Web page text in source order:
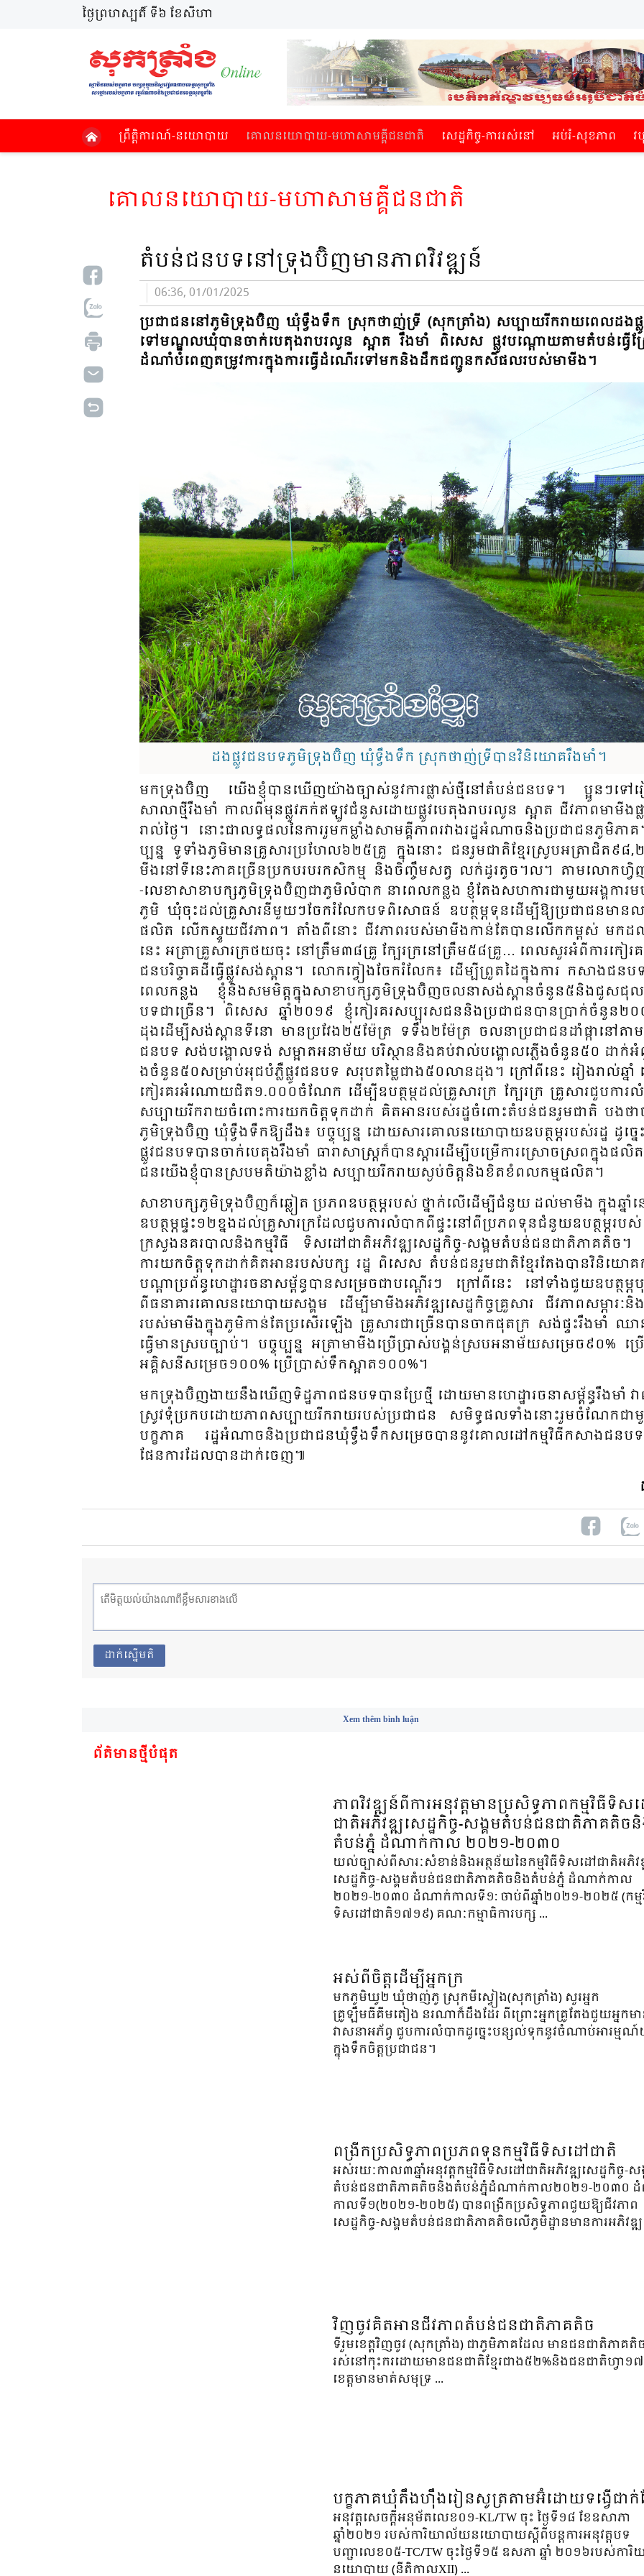
ថ្ងៃព្រហស្បតិ៍ ទី៦ ខែសីហា
ព្រឹត្តិការណ៍​-នយោបាយ គោល​នយោបាយ​-មហាសាម​គ្គីជនជាតិ​ សេដ្ឋកិច្ច-ការរស់​នៅ អប់​រំ-សុខភាព
គោល​នយោបាយ​-មហាសាម​គ្គីជនជាតិ​
តំបន់ជនបទនៅទ្រុងប៊ិញមានភាពវិវឌ្ឍន៍
06:36, 01/01/2025
ប្រជាជននៅភូមិទ្រុងប៊ិញ ឃុំទ្វឹងទឹក ស្រុកថាញ់ទ្រី (សុកត្រាំង) សប្បាយរីករាយពេលដងផ្
ទៅមណ្ឌលឃុំបានចាក់បេតុងរាបរលូន ស្អាត រឹងមាំ ពិសេស ផ្លូវបណ្តោយតាមតំបន់ធ្វើស្
ដំណាំបំពេញតម្រូវការក្នុងការធ្វើដំណើរទៅមកនិងដឹកជញ្ជូនកសិផលរបស់មាមីង។
ដងផ្លូវជនបទភូមិទ្រុងប៊ិញ ឃុំទ្វឹងទឹក ស្រុកថាញ់ទ្រីបានវិនិយោគរឹងមាំ។
មក​ទ្រុង​ប៊ិ​ញ យើង​ខ្ញុំ​បាន​​ឃើញ​យ៉ាង​ច្បាស់​នូវ​ការ​​ផ្លាស់​​ថ្មី​នៅតំបន់ជន​បទ​។ ប្អូន​​ៗទៅ​
សាលា​ថ្មី​រឹង​មាំ កាល​​ពីមុន​ផ្លូវ​ភក់​ឥឡូ​វជំ​នួស​​ដោយ​ផ្លូវ​បេតុង​​រាប​រលូន​ ស្អាត​ ជីវភាព​​មា​មីង​ផ្ល
រាល់​ថ្ងៃ​។ នោះ​ជាលទ្ធ​ផល​នៃ​​ការ​​រួម​កម្លាំង​​​សាម​គ្គី​​ភាព​រវាង​​រដ្ឋ​អំ​ណាច​​និង​​ប្រ​ជា​ជន​​ភូមិ​​ភា
ប្បន្ន​ ទូទាំង​​ភូមិ​​មា​នគ្រួ​សារ​ប្រ​ហែល​៦២៥គ្រួ​ ក្នុង​នោះ​ ជន​រួម​​ជាតិ​ខ្មែរ​​ស្រូប​​អត្រា​​ជិត​៩៨,
មីង​នៅ​ទីនេះ​ភាគ​ច្រើន​ប្រ​កប​របរកសិកម្ម​​ និង​​ចិញ្ចឹម​សត្វ​ លក់​ដូរ​តូច​។ល។​ តាម​​លោក​​ហ្វិ
-លេខា​សាខា​បក្ស​ភូមិ​​ទ្រុង​​ប៊ិញ​ជាភូមិ​​លំ​បាក​ នា​ពេល​កន្លង​ ខ្ញុំ​​តែង​សហកា​រ​ជាមួយ​អង្គ​ការ​​​​
ភូមិ​​ ឃុំ​ចុះ​ដល់​គ្រួ​សារ​នីមួយ​ៗ​​ចែ​ករំ​លែក​​បទពិសោ​ធ​ន៍ ឧប​ត្ថម្ភ​ទុន​ដើម្បី​ឱ្យ​ប្រ​ជា​ជន​មា​ន
ផលិត​ លើ​ក​ស្ទួយ​​ជីវភាព​​។ តាំង​ពីនោះ​ ជីវភាព​​របស់​​មា​​មីង​​កាន់​តែបាន​​លើ​កកម្ពស់​ មក​
នេះ​ អត្រា​​គ្រួ​សារ​ក្រថយ​ចុះ​ នៅ​ត្រឹម​៣៨គ្រួ​ ក្បែរ​​ក្រនៅ​ត្រឹម​៥៨គ្រួ​… ពេល​សួរ​អំ​ពី​ការ​​​កៀរ​គ
ជន​បរិច្ចាគ​ដី​ធ្វើ​ផ្លូវ​​សង់​​ស្ពាន​។ លោក​ក្វៀង​ចែក​រំ​លែក​៖ ដើម្បីព្រួតដៃក្នុង​​ការ កសាង​ជន​ប
ពេល​កន្លង​ ខ្ញុំ​និង​​សម​មិត្ត​ក្នុង​សាខា​បក្ស​​ភូមិ​​ទ្រុង​ប៊ិ​ញចលនា​​សង់​ស្ពាន​ចំ​នួន​៥និង​​ជួស​​ជុល​​
បទ​ជាច្រើន​។ ពិសេស​ ឆ្នាំ​​២០១៩ ខ្ញុំ​កៀរ​គរសប្បុរ​ស​ជន​និង​​ប្រ​​ជា​ជន​​បាន​​ប្រាក់​ចំ​នួន​២
ដុង​ដើម្បី​​សង់​ស្ពាន​ទីនោ មា​នប្រ​វែង​២៥ម៉ែ​ត្រ ទទឹង២ម៉ែ​ត្រ ចលនា​​ប្រ​ជា​ជន​ដាំ​ផ្កា​នៅ​តាម​​
ជន​បទ​ សង់​បង្គោល​ទង់​ សម្អាត​អនា​​ម័យ បរិស្ថាន​​​និង​​គប់​វាល់បង្គោល​ភ្លើ​ង​​ចំ​នួន​៥០ ដាក់​អំ​​
ង​ចំ​នួន​៥០សម្រាប់​អុជ​បំ​ភ្លឺ​​ផ្លូវ​ជន​បទ​ សរុប​​តម្លៃ​​ជាង​៥០លាន​ដុង។ ក្រៅ​​ពី​នេះ​ រៀង​រាល់​ឆ្នាំ
កៀរ​គរ​អំ​ណោយ​​ជិត​​១.០០០​​ចំ​ណែក​​ ដើម្បី​ឧប​ត្ថម្ថដល់​គ្រួ​សារ​ក្រ ក្បែរ​​​​ក្រ គ្រួ​សារ​ជួប​​ការ​​
សប្បាយ​​រីក​រាយ​​ចំ​ពោះ​ការ​​យក​ចិត្ត​​ទុក​​ដាក់​ គិតអា​នរបស់​រដ្ឋ​ចំ​ពោះ​តំ​បន់​ជន​រួម​ជាតិ​ បង​​ថ
ភូមិ​​ទ្រុង​ប៊ិ​ញ ឃុំ​ទ្វឹង​​​ទឹក​ឱ្យ​ដឹង​៖ បច្ចុ​ប្បន្ន​ ដោយ​​សារ​គោល​​នយោ​​បាយ​​​ឧប​ត្ថម្ភ​​របស់​​រដ្ឋ​ ដូច្ន
ផ្លូវ​​ជន​​បទ​បាន​​ចាក់​​បេតុង​​រឹង​មាំ ធារា​​សាស្ត្រក៏​បាន​​​ស្តារ​​ដើម្បី​ប​ម្រើ​ការ​​​ស្រោច​​​ស្រព​​ក្នុង​ផលិ
ជន​យើង​ខ្ញុំ​បាន​​ស្រប​មតិ​យ៉ាង​ខ្លាំង​ សប្បាយ​​រីក​រាយ​​​ស្ងប់​​ចិត្ត​និង​​​ខិត​​ខំ​ពល​​កម្ម​​​ផលិត​។
សាខា​បក្ស​ភូមិ​​ទ្រុង​ប៊ិ​ញក៏​ឆ្លៀត​​​ ប្រ​ភព​ឧប​ត្ថម្ភ​របស់​ ថ្នា​ក់​លើ​ដើម្បី​ជំនួយ ដល់​មា​មីង​ ក្នុង​ឆ្នាំន
ឧប​ត្ថម្ភ​ផ្ទះ​​១២ខ្នង​ដល់​គ្រួ​សារ​ក្រដែល​ជួប​ការ​​លំ​បាក​ពីផ្ទះ​​នៅ​ពីប្រ​ភព​ទុន​ជំ​នួយ​ឧប​ត្ថម្ភ​របស់​
ក្រសួង​​នគរបាល​​និង​​កម្ម​វិធី ​ទិសដៅ​​ជាតិ​​អភិ​វឌ្ឍ​សេដ្ឋ​​កិច្ច​-សង្គម​​​តំ​បន់​ជន​ជាតិ​ភាគ​តិ​ច​
ការ​​យក​ចិត្ត​ទុក​​ដាក់​គិតអា​នរបស់​បក្ស​ រដ្ឋ​ ពិសេស​ តំ​បន់​ជន​រួម​ជាតិ​ខ្មែរ​តែងបាន​​វិនិ​យោ​
បណ្តា​ប្រ​ព័ន្ធ​​ហេដ្ឋា​​រចនា​​សម័្ពន្ធ​​បាន​​សម្រេច​​ជាបណ្តើរ​ៗ ក្រៅ​ពីនេះ​​ នៅ​ទាំង​ជួយ​ឧប​ត្ថម្
ពីធនា​គារ​គោល​​នយោ​​បាយ​សង្គម​​ ដើម្បី​មា​មីង​អភិ​វឌ្ឍសេដ្ឋ​កិច្ច​គ្រួ​សារ​ ជីវភាព​​សម្ភារៈ​​និង​​
របស់​មា​មីង​ក្នុង​​ភូមិ​​​កាន់​​តែ​ប្រ​សើរ​​ឡើង​ គ្រួ​សារ​ជាច្រើន​​បាន​​ចាក​​ផុត​​ក្រ សង់​​ផ្ទះ​​រឹង​មាំ ឈ
ធ្វើ​មា​នស្រប​ច្បាប់​។ បច្ចុ​ប្បន្ន​ អត្រា​​មា​មីង​ប្រើ​ប្រាស់​បង្គន់​​ស្របអនា​​ម័យ​សម្រេច​​​៩០% ប្រ
អគ្គិ​សនី​សម្រេច​​១០០% ប្រើ​ប្រាស់​​ទឹក​​​ស្អាត​​១០០%។
មក​ទ្រុង​ប៊ិ​ញ​ងាយ​នឹង​ឃើញ​ទិដ្ឋភាពជន​បទ​​បាន​​ប្រែថ្មី​ ដោយ​មា​នហេដ្ឋា​រចនា​​សម្ព័ន្ធ​​រឹង​មាំ វ
ស្រូវ​ទុំ​ប្រ​កប​ដោយ​ភាព​សប្បាយ​​រីក​រាយ​​​របស់​ប្រ​ជា​ជន​ សមិទ្ធផល​ទាំង​នោះ​​រួម​​ចំ​ណែក​​​ជ
បក្ខ​ភាគ​​ រដ្ឋ​អំ​ណាច​​និង​​ប្រ​ជា​ជន​ឃុំ​ទ្វឹង​​ទឹក​សម្រេច​​បាន​​នូវ​គោល​ដៅ​កម្ម​វិធី​កសាង​ជន​បទ​
ផែន​ការ​​ដែល​បាន​​ដាក់​ចេញ​៕
ដាក់ស្នើមតិ
Xem thêm bình luận
ព័ត៌មានថ្មីបំផុត
ភាពវិវឌ្ឍន៍ពីការអនុវត្តមានប្រសិទ្ធភាពកម្មវិធីទិស
ជាតិអភិវឌ្ឍសេដ្ឋកិច្ច-សង្គមតំបន់ជនជាតិភាគតិច
តំបន់ភ្នំ ដំណាក់កាល ២០២១-២០៣០
យល់ច្បាស់ពីសារៈសំខាន់និងអត្ថន័យនៃកម្មវិធីទិសដៅជាតិអភិវ
សេដ្ឋកិច្ច-សង្គមតំបន់ជនជាតិភាគតិចនិងតំបន់ភ្នំ ដំណាក់កាល​
២០២១-២០៣០ ដំណាក់កាលទី១: ចាប់ពីឆ្នាំ២០២១-២០២៥ (កម្ម
ទិសដៅជាតិ១៧១៩) គណៈកម្មាធិការបក្ស ...
អស់ពីចិត្តដើម្បីអ្នកក្រ
មកភូមិឃូ២ ឃុំថាញ់ភូ ស្រុកមីស្វៀង(សុកត្រាំង) សួរអ្នក
គ្រូឡឹមធីគីមតៀង នរណាក៏ដឹងដែរ ពីព្រោះអ្នកគ្រូតែងជួយអ្នកម
វាសនាអភ័ព្វ ជួបការលំបាកដូច្នេះបន្សល់ទុកនូវចំណាប់អារម្ម
ក្នុងទឹកចិត្តប្រជាជន។
ពង្រីកប្រសិទ្ធភាពប្រភពទុនកម្មវិធីទិសដៅជាតិ
អស់រយៈកាល៣ឆ្នាំអនុវត្តកម្មវិធីទិសដៅជាតិអភិវឌ្ឍសេដ្ឋកិច្ច-ស
តំបន់ជនជាតិភាគតិចនិងតំបន់ភ្នំដំណាក់កាល២០២១-២០៣០
កាលទី១(២០២១-២០២៥) បានពង្រីកប្រសិទ្ធភាពជួយឱ្យជីវភាព
សេដ្ឋកិច្ច-សង្គមតំបន់ជនជាតិភាគតិចលើភូមិដ្ឋានមានការអភិវឌ្
វិញចូវគិតអានជីវភាពតំបន់ជនជាតិភាគតិច
ទីរួមខេត្តវិញចូវ (សុកត្រាំង) ជាភូមិភាគដែល មានជនជាតិភាគតិ
រស់នៅកុះករដោយមានជនជាតិខ្មែរជាង៥២%និងជនជាតិហ្វា១៧
ខេត្តមានមាត់សមុទ្រ ...
បក្ខភាគឃុំតឹងហ៊ឹងរៀនសូត្រតាមអ៊ំដោយទង្វើជាក់
អនុវត្តសេចក្តីអនុម័តលេខ០១-KL/TW ចុះ ថ្ងៃទី១៨ ខែឧសាភា
ឆ្នាំ២០២១ របស់ការិយាល័យនយោបាយស្តីពីបន្តការអនុវត្តបទ
បញ្ជាលេខ០៥-TC/TW ចុះថ្ងៃទី១៥ ឧសភា ឆ្នាំ ២០១៦របស់កា
នយោបាយ (នីតិកាលXII) ...